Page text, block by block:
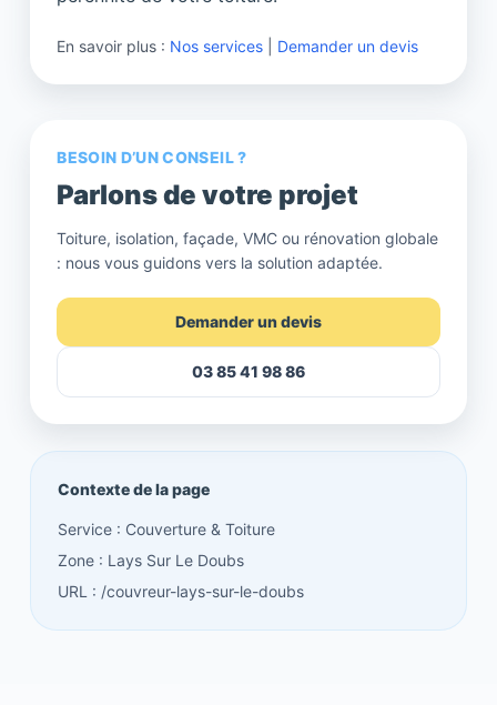
En savoir plus : Nos services Demander un devis
BESOIN D’UN CONSEIL ?
Parlons de votre projet
Toiture, isolation, façade, VMC ou rénovation globale
: nous vous guidons vers la solution adaptée.
Demander un devis
03 85 41 98 86
Contexte de la page
Service : Couverture & Toiture
Zone : Lays Sur Le Doubs
URL : /couvreur-lays-sur-le-doubs